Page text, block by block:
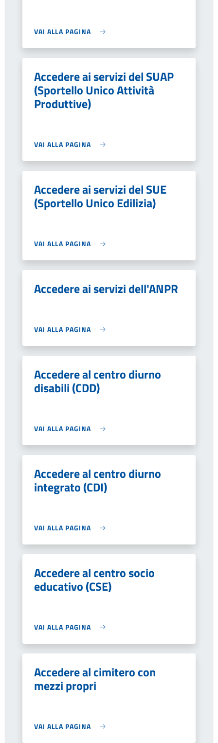
VAI ALLA PAGINA
Accedere ai servizi del SUAP
(Sportello Unico Attività
Produttive)
VAI ALLA PAGINA
Accedere ai servizi del SUE
(Sportello Unico Edilizia)
VAI ALLA PAGINA
Accedere ai servizi dell'ANPR
VAI ALLA PAGINA
Accedere al centro diurno
disabili (CDD)
VAI ALLA PAGINA
Accedere al centro diurno
integrato (CDI)
VAI ALLA PAGINA
Accedere al centro socio
educativo (CSE)
VAI ALLA PAGINA
Accedere al cimitero con
mezzi propri
VAI ALLA PAGINA